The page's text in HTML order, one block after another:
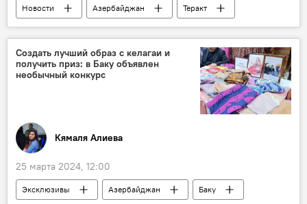
Новости Азербайджан
Теракт
Служба государственной безопасности АР
Лянкяран
Покушение
Терроризм
Создать лучший образ с келагаи и
получить приз: в Баку объявлен
необычный конкурс
Кямаля Алиева
25 марта 2024, 12:00
Эксклюзивы Азербайджан
Баку